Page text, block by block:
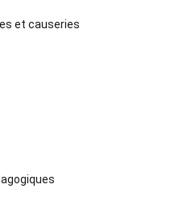
et causeries